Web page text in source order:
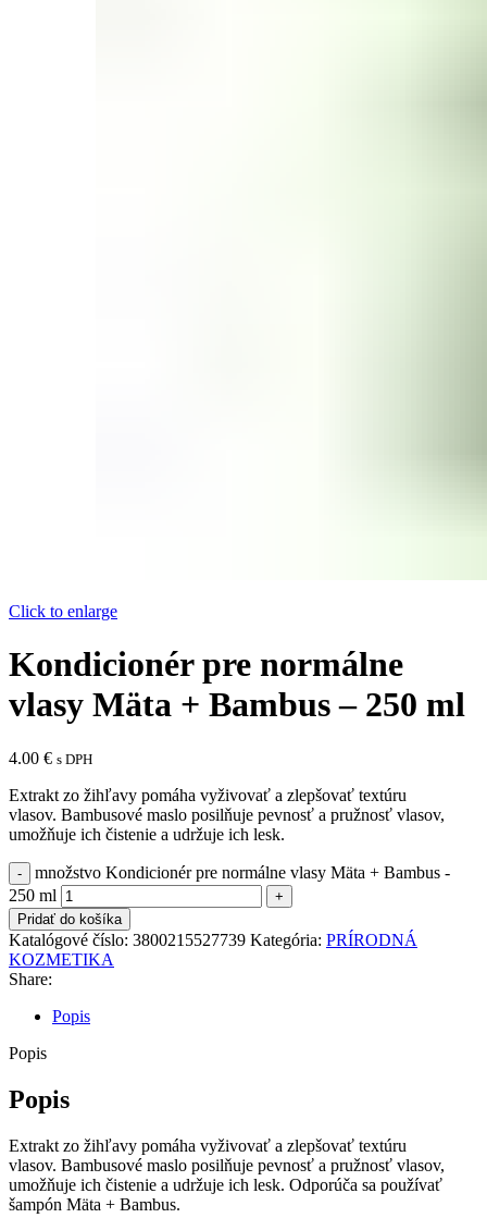
Click to enlarge
Kondicionér pre normálne
vlasy Mäta + Bambus – 250 ml
4.00 € s DPH
Extrakt zo žihľavy pomáha vyživovať a zlepšovať textúru
vlasov. Bambusové maslo posilňuje pevnosť a pružnosť vlasov,
umožňuje ich čistenie a udržuje ich lesk.
množstvo Kondicionér pre normálne vlasy Mäta + Bambus -
250 ml
Pridať do košíka
Katalógové číslo: 3800215527739 Kategória: PRÍRODNÁ
KOZMETIKA
Share:
Popis
Popis
Popis
Extrakt zo žihľavy pomáha vyživovať a zlepšovať textúru
vlasov. Bambusové maslo posilňuje pevnosť a pružnosť vlasov,
umožňuje ich čistenie a udržuje ich lesk. Odporúča sa používať
šampón Mäta + Bambus.